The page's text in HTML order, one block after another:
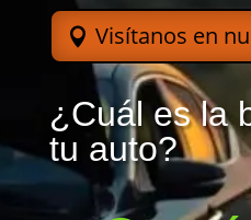
Visítanos en
¿Cuál es la
tu auto?